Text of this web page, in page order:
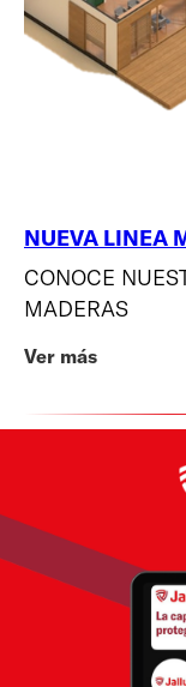
NUEVA LINEA
CONOCE
MADERAS
Ver más